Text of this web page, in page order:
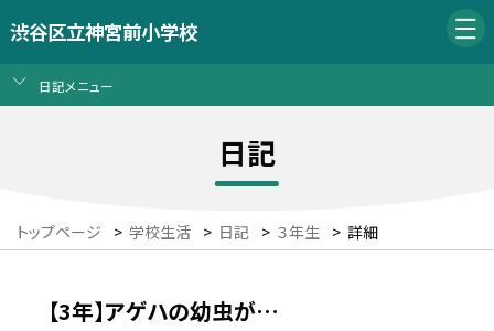
渋谷区立神宮前小学校
日記メニュー
日記
トップページ > 学校生活 > 日記 > ３年生 > 詳細
【3年】アゲハの幼虫が…